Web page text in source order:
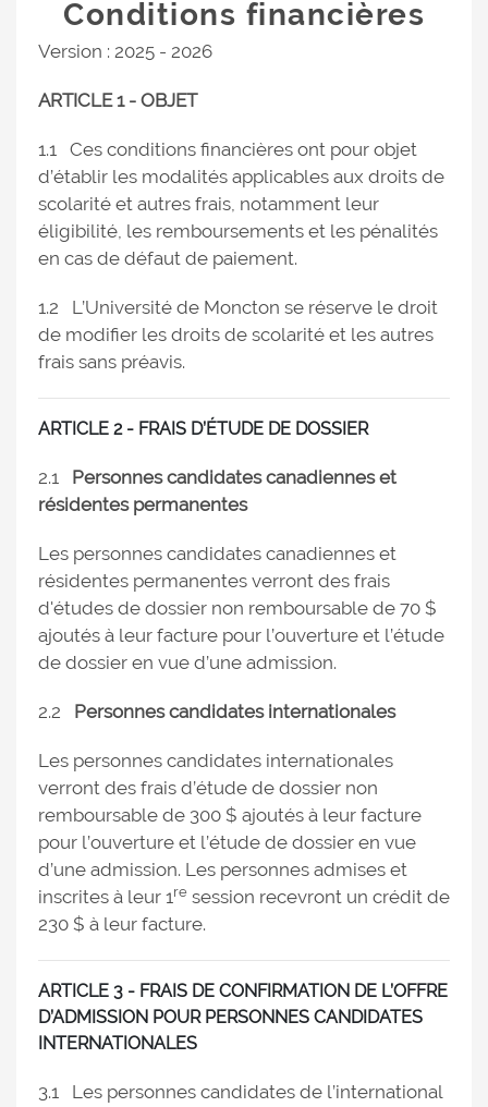
Conditions financières
Version : 2025 - 2026
ARTICLE 1 - OBJET
1.1 Ces conditions financières ont pour objet
d’établir les modalités applicables aux droits de
scolarité et autres frais, notamment leur
éligibilité, les remboursements et les pénalités
en cas de défaut de paiement.
1.2 L’Université de Moncton se réserve le droit
de modifier les droits de scolarité et les autres
frais sans préavis.
ARTICLE 2 - FRAIS D’ÉTUDE DE DOSSIER
2.1 Personnes candidates canadiennes et
résidentes permanentes
Les personnes candidates canadiennes et
résidentes permanentes verront des frais
d'études de dossier non remboursable de 70 $
ajoutés à leur facture pour l’ouverture et l’étude
de dossier en vue d’une admission.
2.2 Personnes candidates internationales
Les personnes candidates internationales
verront des frais d’étude de dossier non
remboursable de 300 $ ajoutés à leur facture
pour l’ouverture et l’étude de dossier en vue
d’une admission. Les personnes admises et
inscrites à leur 1re session recevront un crédit de
230 $ à leur facture.
ARTICLE 3 - FRAIS DE CONFIRMATION DE L’OFFRE
D’ADMISSION POUR PERSONNES CANDIDATES
INTERNATIONALES
3.1 Les personnes candidates de l’international